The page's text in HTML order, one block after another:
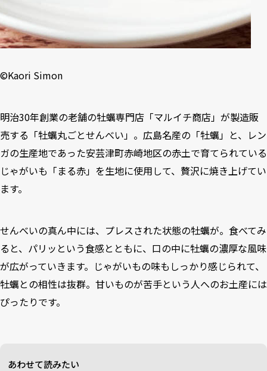
©️Kaori Simon
明治30年創業の老舗の牡蠣専門店「マルイチ商店」が製造販
売する「牡蠣丸ごとせんべい」。広島名産の「牡蠣」と、レン
ガの生産地であった安芸津町赤崎地区の赤土で育てられている
じゃがいも「まる赤」を生地に使用して、贅沢に焼き上げてい
ます。
せんべいの真ん中には、プレスされた状態の牡蠣が。食べてみ
ると、パリッという食感とともに、口の中に牡蠣の濃厚な風味
が広がっていきます。じゃがいもの味もしっかり感じられて、
牡蠣との相性は抜群。甘いものが苦手という人へのお土産には
ぴったりです。
あわせて読みたい